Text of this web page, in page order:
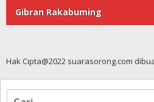
Gibran Rakabuming
Hak Cipta@2022 suarasorong.com
Cari